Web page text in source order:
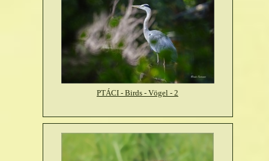
PTÁCI - Birds - Vögel - 2